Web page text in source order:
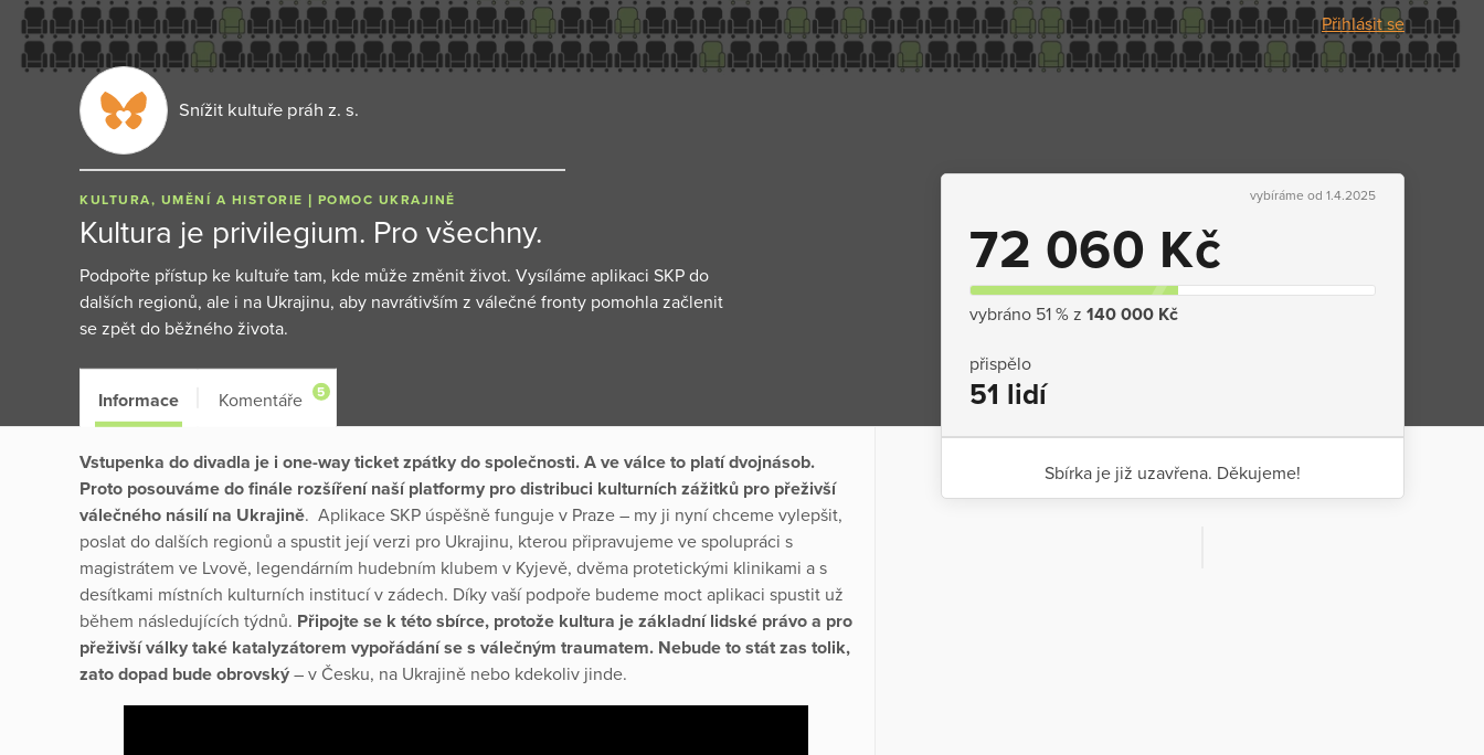
Přihlásit se
Snížit kultuře práh z. s.
KULTURA, UMĚNÍ A HISTORIE POMOC UKRAJINĚ
Kultura je privilegium. Pro všechny.
Podpořte přístup ke kultuře tam, kde může změnit život. Vysíláme aplikaci SKP do
dalších regionů, ale i na Ukrajinu, aby navrátivším z válečné fronty pomohla začlenit
se zpět do běžného života.
vybíráme od 1.4.2025
72 060 Kč
vybráno 51 % z 140 000 Kč
přispělo
51 lidí
Sbírka je již uzavřena. Děkujeme!
Informace Komentáře 5
Vstupenka do divadla je i one-way ticket zpátky do společnosti. A ve válce to platí dvojnásob.
Proto posouváme do finále rozšíření naší platformy pro distribuci kulturních zážitků pro přeživší
válečného násilí na Ukrajině. Aplikace SKP úspěšně funguje v Praze – my ji nyní chceme vylepšit,
poslat do dalších regionů a spustit její verzi pro Ukrajinu, kterou připravujeme ve spolupráci s
magistrátem ve Lvově, legendárním hudebním klubem v Kyjevě, dvěma protetickými klinikami a s
desítkami místních kulturních institucí v zádech. Díky vaší podpoře budeme moct aplikaci spustit už
během následujících týdnů. Připojte se k této sbírce, protože kultura je základní lidské právo a pro
přeživší války také katalyzátorem vypořádání se s válečným traumatem. Nebude to stát zas tolik,
zato dopad bude obrovský – v Česku, na Ukrajině nebo kdekoliv jinde.